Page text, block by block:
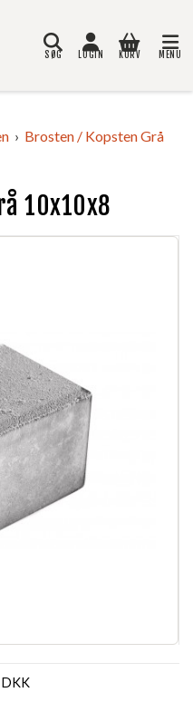
SØG LOGIN KURV MENU
Brosten / Kopsten Grå
10x10x8
DKK